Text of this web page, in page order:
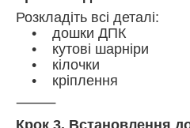
Розкладіть всі деталі:
• дошки ДПК
• кутові шарніри
• кілочки
• кріплення
⸻
Крок 3. Встановлення